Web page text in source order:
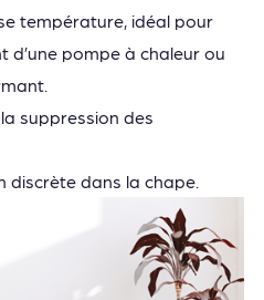
température, idéal pour
d’une pompe à chaleur ou
suppression des
discrète dans la chape.